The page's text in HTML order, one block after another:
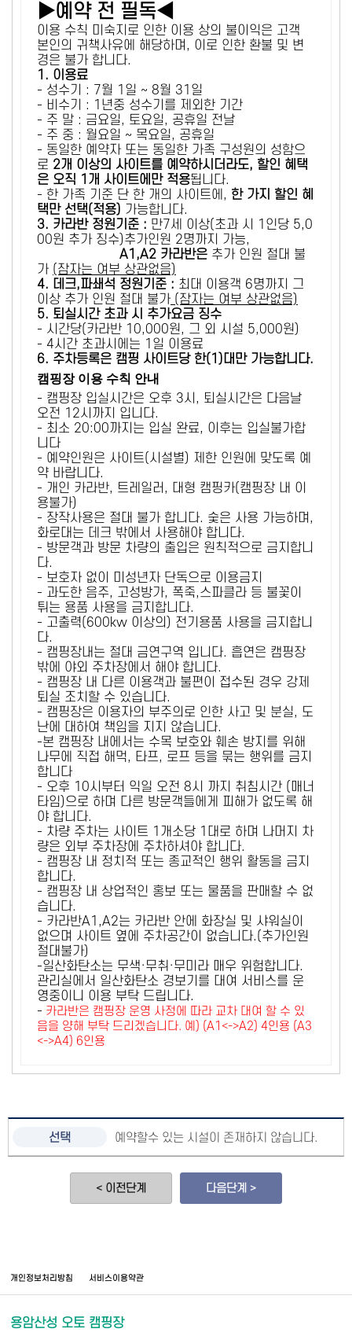
▶예약 전 필독◀
이용 수칙 미숙지로 인한 이용 상의 불이익은 고객
본인의 귀책사유에 해당하며, 이로 인한 환불 및 변
경은 불가 합니다.
1. 이용료
- 성수기 : 7월 1일 ~ 8월 31일
- 비수기 : 1년중 성수기를 제외한 기간
- 주 말 : 금요일, 토요일, 공휴일 전날
- 주 중 : 월요일 ~ 목요일, 공휴일
- 동일한 예약자 또는 동일한 가족 구성원의 성함으
로 2개 이상의 사이트를 예약하시더라도, 할인 혜택
은 오직 1개 사이트에만 적용됩니다.
- 한 가족 기준 단 한 개의 사이트에, 한 가지 할인 혜
택만 선택(적용) 가능합니다.
3. 카라반 정원기준 : 만7세 이상(초과 시 1인당 5,0
00원 추가 징수)추가인원 2명까지 가능,
A1,A2 카라반은 추가 인원 절대 불
가 (잠자는 여부 상관없음)
4. 데크,파쇄석 정원기준 : ​최대 이용객 6명까지 그
이상 추가 인원 절대 불가 (잠자는 여부 상관없음)
5. 퇴실시간 초과 시 추가요금 징수
- 시간당(카라반 10,000원, 그 외 시설 5,000원)
- 4시간 초과시에는 1일 이용료
6. 주차등록은 캠핑 사이트당 한(1)대만 가능합니다.
캠핑장 이용 수칙 안내
- 캠핑장 입실시간은 오후 3시, 퇴실시간은 다음날
오전 12시까지 입니다.
- 최소 20:00까지는 입실 완료, 이후는 입실불가합
니다
- 예약인원은 사이트(시설별) 제한 인원에 맞도록 예
약 바랍니다.
- 개인 카라반, 트레일러, 대형 캠핑카(캠핑장 내 이
용불가)
- 장작사용은 절대 불가 합니다. 숯은 사용 가능하며,
화로대는 데크 밖에서 사용해야 합니다.
- 방문객과 방문 차량의 출입은 원칙적으로 금지합니
다.
- 보호자 없이 미성년자 단독으로 이용금지
- 과도한 음주, 고성방가, 폭죽,스파클라 등 불꽃이
튀는 용품 사용을 금지합니다.
- 고출력(600kw 이상의) 전기용품 사용을 금지합니
다.
- 캠핑장내는 절대 금연구역 입니다. 흡연은 캠핑장
밖에 야외 주차장에서 해야 합니다.
- 캠핑장 내 다른 이용객과 불편이 접수된 경우 강제
퇴실 조치할 수 있습니다.
- 캠핑장은 이용자의 부주의로 인한 사고 및 분실, 도
난에 대하여 책임을 지지 않습니다.
-본 캠핑장 내에서는 수목 보호와 훼손 방지를 위해
나무에 직접 해먹, 타프, 로프 등을 묶는 행위를 금지
합니다
- 오후 10시부터 익일 오전 8시 까지 취침시간 (매너
타임)으로 하며 다른 방문객들에게 피해가 없도록 해
야 합니다.
- 차량 주차는 사이트 1개소당 1대로 하며 나머지 차
량은 외부 주차장에 주차하셔야 합니다.
- 캠핑장 내 정치적 또는 종교적인 행위 활동을 금지
합니다.
- 캠핑장 내 상업적인 홍보 또는 물품을 판매할 수 없
습니다.
- 카라반A1,A2는 카라반 안에 화장실 및 샤워실이
없으며 사이트 옆에 주차공간이 없습니다.(추가인원
절대불가)
-일산화탄소는 무색·무취·무미라 매우 위험합니다.
관리실에서 일산화탄소 경보기를 대여 서비스를 운
영중이니 이용 부탁 드립니다.
- 카라반은 캠핑장 운영 사정에 따라 교차 대여 할 수 있
음을 양해 부탁 드리겠습니다. 예) (A1<->A2) 4인용 (A3
<->A4) 6인용
예약할수 있는 시설이 존재하지 않습니다.
< 이전단계 다음단계 >
개인정보처리방침 서비스이용약관
용암산성 오토 캠핑장